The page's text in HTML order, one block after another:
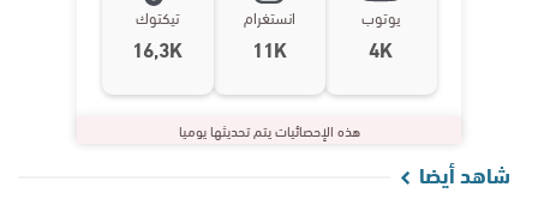
يوتوب
4K
انستغرام
11K
تيكتوك
16,3K
هذه الإحصائيات يتم تحديثها يوميا
شاهد أيضا